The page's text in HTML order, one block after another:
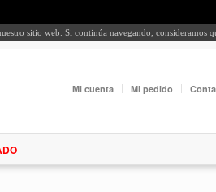
sitio web. Si continúa navegando, consideramos
Mi cuenta Mi pedido